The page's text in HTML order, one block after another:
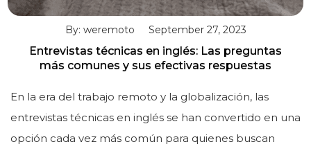
By: weremoto September 27, 2023
Entrevistas técnicas en inglés: Las preguntas
más comunes y sus efectivas respuestas
En la era del trabajo remoto y la globalización, las
entrevistas técnicas en inglés se han convertido en una
opción cada vez más común para quienes buscan